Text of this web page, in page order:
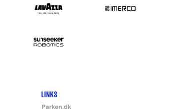
LINKS
Parken.dk